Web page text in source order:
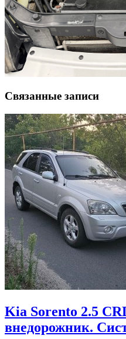
Связанные записи
Kia Sorento 2.5
внедорожник.